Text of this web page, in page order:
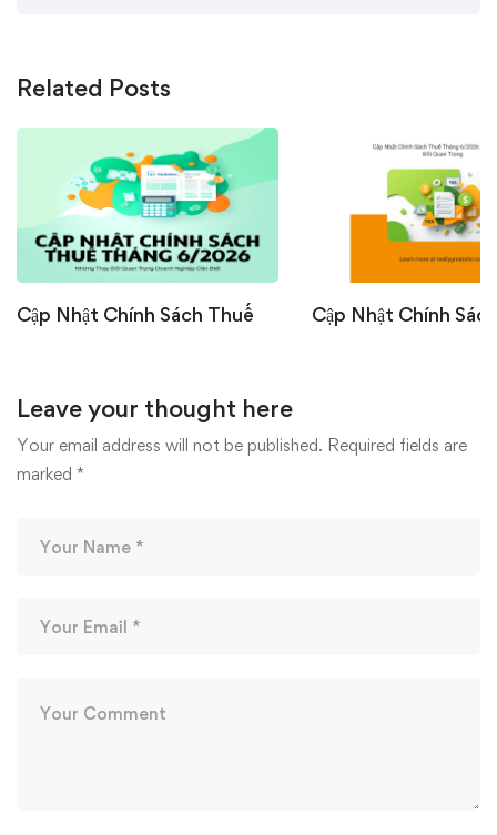
Related Posts
Cập Nhật Chính Sách Thuế
Nghiệp Cần Biết
07/07/2026
Cập Nhật Chính
22/06/2026
Leave your thought here
Your email address will not be published. Required fields are
marked *